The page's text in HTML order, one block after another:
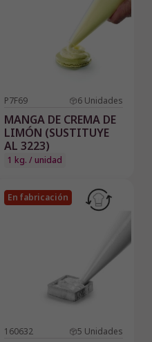
P7F69 6 Unidades
MANGA DE CREMA DE
LIMÓN (SUSTITUYE
AL 3223)
1 kg. / unidad
En fabricación
160632 5 Unidades